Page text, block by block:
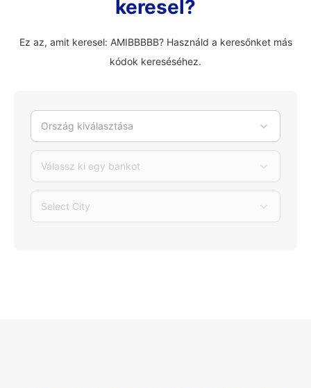
keresel?
Ez az, amit keresel: AMIBBBBB? Használd a keresőnket más
kódok kereséséhez.
Ország kiválasztása
Válassz ki egy bankot
Select City